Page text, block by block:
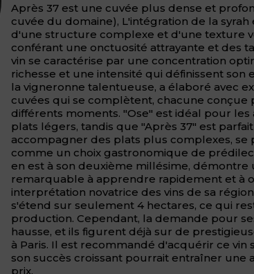
Après 37 est une cuvée plus dense et
cuvée du domaine), L'intégration de la syrah
d'une structure complexe et d'une texture
conférant une onctuosité attrayante et des
vin se caractérise par une concentration
richesse et une intensité qui définissent son
la vigneronne talentueuse, a élaboré avec
cuvées qui se complètent, chacune conçue
différents moments. "Ose" est idéal pour les
plats légers, tandis que "Après 37" est
accompagner des plats plus complexes, se
comme un choix gastronomique de
en est à son deuxième millésime, démontre
remarquable à apprendre rapidement et à
interprétation novatrice des vins de sa
s'étend sur seulement 4 hectares, ce qui
production. Cependant, la demande pour
hausse, et ils figurent déjà sur de
à Paris. Il est recommandé d'acquérir ce vin
son succès croissant pourrait entraîner une
prix.